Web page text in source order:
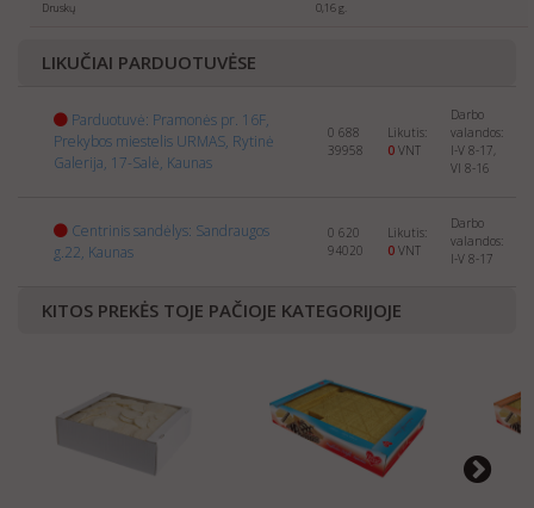
Druskų 0,16 g.
LIKUČIAI PARDUOTUVĖSE
Parduotuvė: Pramonės pr. 16F,
Prekybos miestelis URMAS, Rytinė
Galerija, 17-Salė, Kaunas
0 688
39958
Likutis:
0 VNT
Darbo
valandos:
I-V 8-17,
VI 8-16
Centrinis sandėlys: Sandraugos
g.22, Kaunas
0 620
94020
Likutis:
0 VNT
Darbo
valandos:
I-V 8-17
KITOS PREKĖS TOJE PAČIOJE KATEGORIJOJE
selling
abroad. Please send us the info about